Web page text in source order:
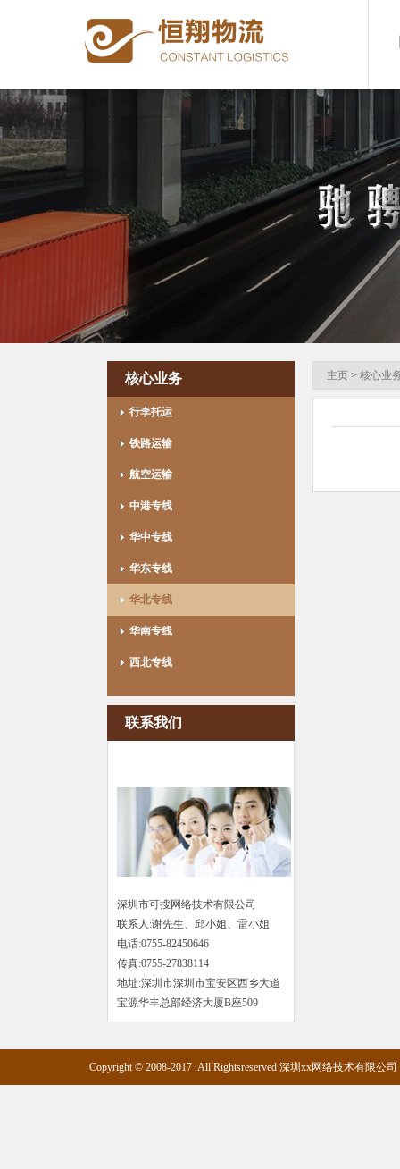
核心业务
行李托运
铁路运输
航空运输
中港专线
华中专线
华东专线
华北专线
华南专线
西北专线
联系我们
深圳市可搜网络技术有限公司
联系人:谢先生、邱小姐、雷小姐
电话:0755-82450646
传真:0755-27838114
地址:深圳市深圳市宝安区西乡大道
宝源华丰总部经济大厦B座509
主页 > 核心业
Copyright © 2008-2017 .All Rightsreserved 深圳xx网络技术有限公